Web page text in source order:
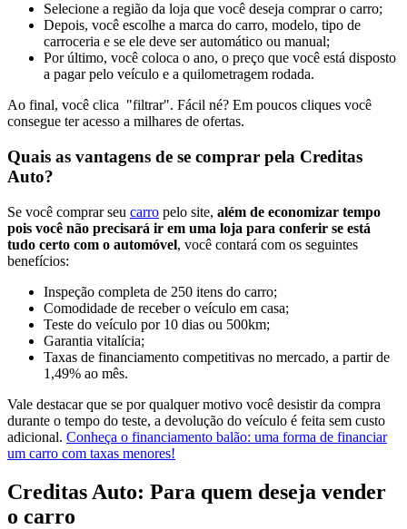
Selecione a região da loja que você deseja comprar o carro;
Depois, você escolhe a marca do carro, modelo, tipo de
carroceria e se ele deve ser automático ou manual;
Por último, você coloca o ano, o preço que você está disposto
a pagar pelo veículo e a quilometragem rodada.
Ao final, você clica "filtrar". Fácil né? Em poucos cliques você
consegue ter acesso a milhares de ofertas.
Quais as vantagens de se comprar pela Creditas
Auto?
Se você comprar seu carro pelo site, além de economizar tempo
pois você não precisará ir em uma loja para conferir se está
tudo certo com o automóvel, você contará com os seguintes
benefícios:
Inspeção completa de 250 itens do carro;
Comodidade de receber o veículo em casa;
Teste do veículo por 10 dias ou 500km;
Garantia vitalícia;
Taxas de financiamento competitivas no mercado, a partir de
1,49% ao mês.
Vale destacar que se por qualquer motivo você desistir da compra
durante o tempo do teste, a devolução do veículo é feita sem custo
adicional. Conheça o financiamento balão: uma forma de financiar
um carro com taxas menores!
Creditas Auto: Para quem deseja vender
o carro